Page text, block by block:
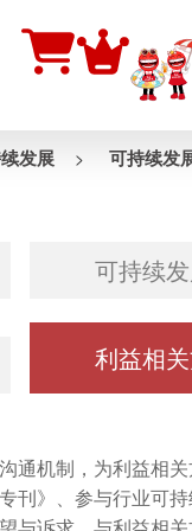
发展 > 可持续发
可持续
利益相
通机制，为利益相
刊》、参与行业可